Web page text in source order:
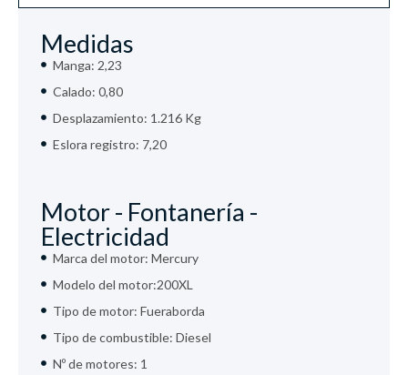
Medidas
Manga: 2,23
Calado: 0,80
Desplazamiento: 1.216 Kg
Eslora registro: 7,20
Motor - Fontanería -
Electricidad
Marca del motor: Mercury
Modelo del motor:200XL
Tipo de motor: Fueraborda
Tipo de combustible: Diesel
Nº de motores: 1